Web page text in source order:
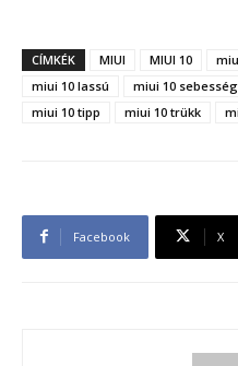
CÍMKÉK MIUI MIUI 10
miui 10 lassú
miui 10 sebesség
miui 10 tipp
miui 10 trükk
Facebook X